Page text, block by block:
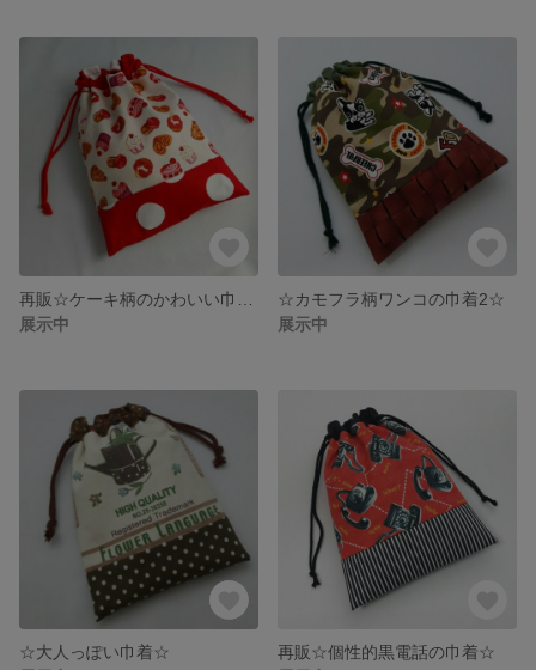
展示中
☆カモフラ柄ワンコの巾着2☆
展示中
☆大人っぽい巾着☆
再販☆個性的黒電話の巾着☆